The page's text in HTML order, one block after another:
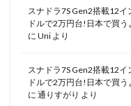
スナドラ7S Gen2搭載12
ドルで2万円台!日本で買
に Uni より
スナドラ7S Gen2搭載12
ドルで2万円台!日本で買
に 通りすがり より